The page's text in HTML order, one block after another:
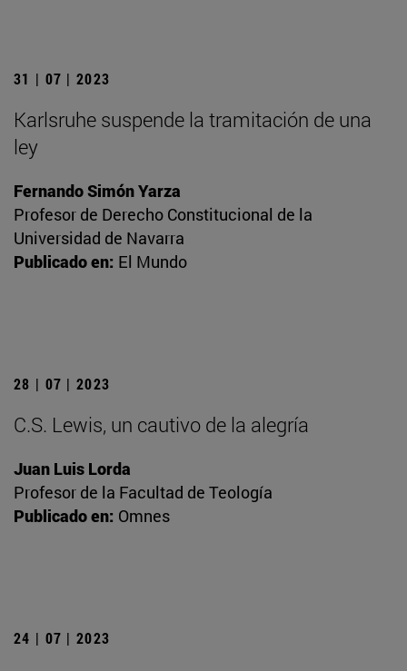
31 | 07 | 2023
Karlsruhe suspende la tramitación de una
ley
Fernando Simón Yarza
Profesor de Derecho Constitucional de la
Universidad de Navarra
Publicado en: El Mundo
28 | 07 | 2023
C.S. Lewis, un cautivo de la alegría
Juan Luis Lorda
Profesor de la Facultad de Teología
Publicado en: Omnes
24 | 07 | 2023